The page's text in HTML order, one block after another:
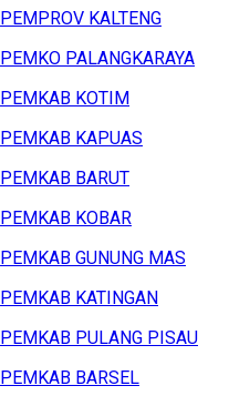
PEMPROV KALTENG
PEMKO PALANGKARAYA
PEMKAB KOTIM
PEMKAB KAPUAS
PEMKAB BARUT
PEMKAB KOBAR
PEMKAB GUNUNG MAS
PEMKAB KATINGAN
PEMKAB PULANG PISAU
PEMKAB BARSEL